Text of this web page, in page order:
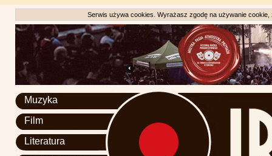
Serwis używa cookies. Wyrażasz zgodę na używanie
Muzyka
Film
Literatura